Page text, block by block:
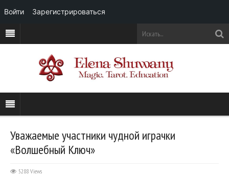
Уважаемые участники чудной играчки
«Волшебный Ключ»
5288 Views
Войти Зарегистрироваться